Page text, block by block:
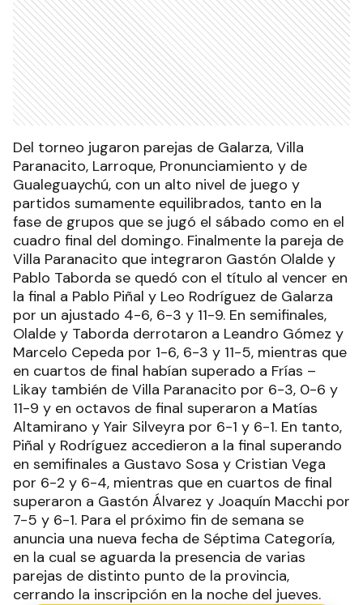
Del torneo jugaron parejas de Galarza, Villa
Paranacito, Larroque, Pronunciamiento y de
Gualeguaychú, con un alto nivel de juego y
partidos sumamente equilibrados, tanto en la
fase de grupos que se jugó el sábado como en el
cuadro final del domingo. Finalmente la pareja de
Villa Paranacito que integraron Gastón Olalde y
Pablo Taborda se quedó con el título al vencer en
la final a Pablo Piñal y Leo Rodríguez de Galarza
por un ajustado 4-6, 6-3 y 11-9. En semifinales,
Olalde y Taborda derrotaron a Leandro Gómez y
Marcelo Cepeda por 1-6, 6-3 y 11-5, mientras que
en cuartos de final habían superado a Frías –
Likay también de Villa Paranacito por 6-3, 0-6 y
11-9 y en octavos de final superaron a Matías
Altamirano y Yair Silveyra por 6-1 y 6-1. En tanto,
Piñal y Rodríguez accedieron a la final superando
en semifinales a Gustavo Sosa y Cristian Vega
por 6-2 y 6-4, mientras que en cuartos de final
superaron a Gastón Álvarez y Joaquín Macchi por
7-5 y 6-1. Para el próximo fin de semana se
anuncia una nueva fecha de Séptima Categoría,
en la cual se aguarda la presencia de varias
parejas de distinto punto de la provincia,
cerrando la inscripción en la noche del jueves.